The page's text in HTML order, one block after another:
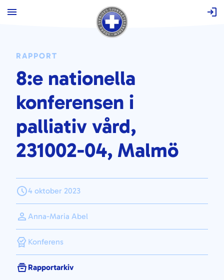
innehållRAPPORT
8:e nationella
konferensen i
palliativ vård,
231002-04, Malmö
4 oktober 2023
Anna-Maria Abel
Konferens
Rapportarkiv